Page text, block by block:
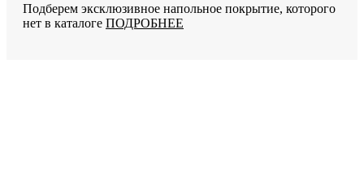
Подберем эксклюзивное напольное покрытие, которого
нет в каталоге ПОДРОБНЕЕ